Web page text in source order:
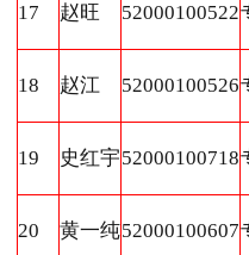
17 赵旺 52000100522
18 赵江 52000100526
19 史红宇52000100718
20 黄一纯52000100607